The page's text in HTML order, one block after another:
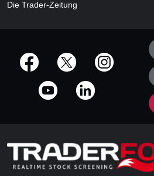
Die Trader-Zeitung
offizielle Social Media-Accounts